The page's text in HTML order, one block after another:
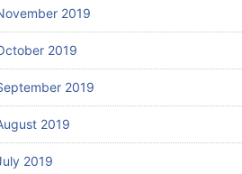
2019
2019
2019
2019
2019